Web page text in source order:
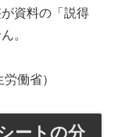
資料の「説得
。
働省）
ートの分